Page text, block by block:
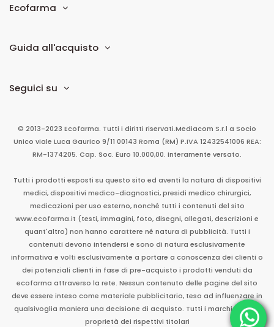
Ecofarma
Guida all'acquisto
Seguici su
© 2013-2023 Ecofarma. Tutti i diritti riservati.Mediacom S.r.l a Socio
Unico viale Luca Gaurico 9/11 00143 Roma (RM) P.IVA 12432541006 REA:
RM-1374205. Cap. Soc. Euro 10.000,00. Interamente versato.
Tutti i prodotti esposti su questo sito ed aventi la natura di dispositivi
medici, dispositivi medico-diagnostici, presidi medico chirurgici,
medicazioni per uso esterno, nonché tutti i contenuti del sito
www.ecofarma.it (testi, immagini, foto, disegni, allegati, descrizioni e
quant'altro) non hanno carattere né natura di pubblicità. Tutti i
contenuti devono intendersi e sono di natura esclusivamente
informativa e volti esclusivamente a portare a conoscenza dei clienti o
dei potenziali clienti in fase di pre-acquisto i prodotti venduti da
ecofarma attraverso la rete. Nessun contenuto delle pagine del sito
deve essere inteso come materiale pubblicitario, teso ad influenzare in
qualsivoglia maniera una decisione di acquisto. Tutti i marchi sono di
proprietà dei rispettivi titolari